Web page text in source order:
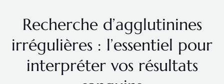
Recherche d’agglutinines
irrégulières : l’essentiel pour
interpréter vos résultats